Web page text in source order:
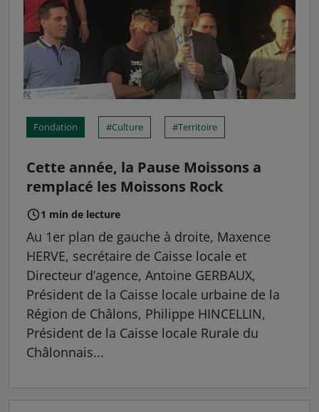
Fondation Culture Territoire
Cette année, la Pause Moissons a
remplacé les Moissons Rock
1 min de lecture
Au 1er plan de gauche à droite, Maxence
HERVE, secrétaire de Caisse locale et
Directeur d’agence, Antoine GERBAUX,
Président de la Caisse locale urbaine de la
Région de Châlons, Philippe HINCELLIN,
Président de la Caisse locale Rurale du
Châlonnais...